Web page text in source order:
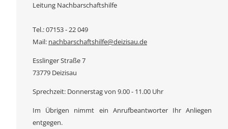
Leitung Nachbarschaftshilfe
Tel.: 07153 - 22 049
Mail: nachbarschaftshilfe@deizisau.de
Esslinger Straße 7
73779 Deizisau
Sprechzeit: Donnerstag von 9.00 - 11.00 Uhr
Im Übrigen nimmt ein Anrufbeantworter Ihr Anliegen
entgegen.